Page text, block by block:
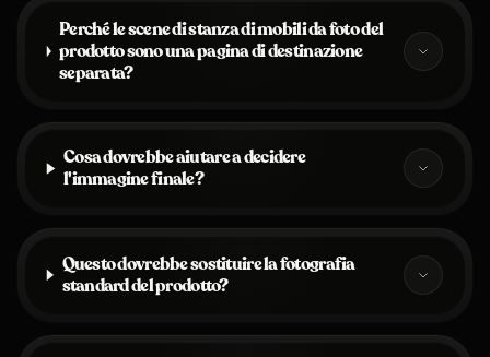
Perché le scene di stanza di mobili da foto del
prodotto sono una pagina di destinazione
separata?
Cosa dovrebbe aiutare a decidere
l'immagine finale?
Questo dovrebbe sostituire la fotografia
standard del prodotto?